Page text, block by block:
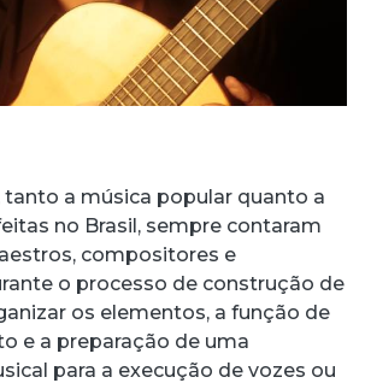
a música popular quanto a
no Brasil, sempre contaram
compositores e
o processo de construção de
os elementos, a função de
e a preparação de uma
para a execução de vozes ou